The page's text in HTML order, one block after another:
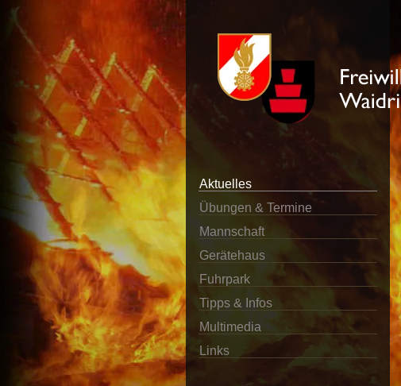
Aktuelles
Übungen & Termine
Mannschaft
Gerätehaus
Fuhrpark
Tipps & Infos
Multimedia
Links